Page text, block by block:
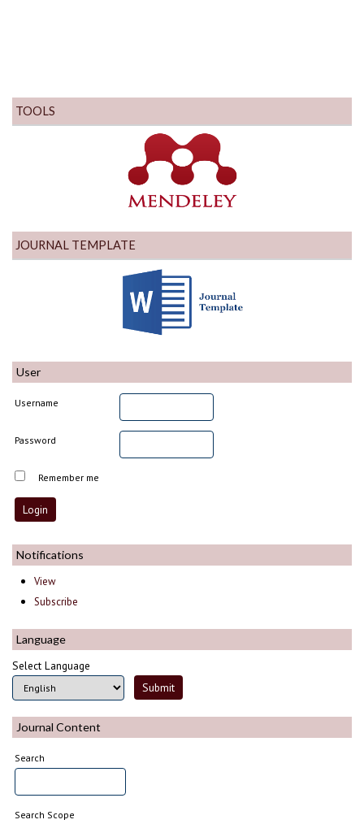
TOOLS
JOURNAL TEMPLATE
User
Username
Password
Remember me
Notifications
View
Subscribe
Language
Select Language
Journal Content
Search
Search Scope